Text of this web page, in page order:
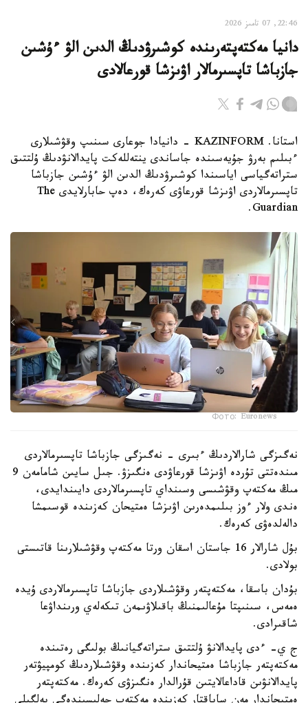
22:46, 07 تامىز 2026
دانيا مەكتەپتەرىندە كوشىرۋدىڭ الدىن الۋ ءۇشىن
جازباشا تاپسىرمالار اۋىزشا قورعالادى
استانا. KAZINFORM - دانيادا جوعارى سىنىپ وقۋشىلارى
ءبىلىم بەرۋ جۇيەسىندە جاساندى ينتەللەكت پايدالانۋدىڭ ۇلتتىق
ستراتەگياسى اياسىندا كوشىرۋدىڭ الدىن الۋ ءۇشىن جازباشا
تاپسىرمالاردى اۋىزشا قورعاۋى كەرەك، دەپ حابارلايدى The
Guardian.
Фото: Euronews
نەگىزگى شارالاردىڭ ءبىرى - نەگىزگى جازباشا تاپسىرمالاردى
مىندەتتى تۇردە اۋىزشا قورعاۋدى ەنگىزۋ. جىل سايىن شامامەن 9
مىڭ مەكتەپ وقۋشىسى وسىنداي تاپسىرمالاردى دايىندايدى،
ەندى ولار ءوز بىلىمدەرىن اۋىزشا ەمتيحان كەزىندە قوسىمشا
دالەلدەۋى كەرەك.
بۇل شارالار 16 جاستان اسقان ورتا مەكتەپ وقۋشىلارىنا قاتىستى
بولادى.
بۇدان باسقا، مەكتەپتەر وقۋشىلاردى جازباشا تاپسىرمالاردى ۇيدە
ەمەس، سىنىپتا مۇعالىمنىڭ باقىلاۋىمەن تىكەلەي ورىنداۋعا
شاقىرادى.
ج ي- ءدى پايدالانۋ ۇلتتىق ستراتەگيانىڭ بولىگى رەتىندە
مەكتەپتەر جازباشا ەمتيحاندار كەزىندە وقۋشىلاردىڭ كومپيۋتەر
پايدالانۋىن قاداعالايتىن قۇرالدار ەنگىزۋى كەرەك. مەكتەپتەر